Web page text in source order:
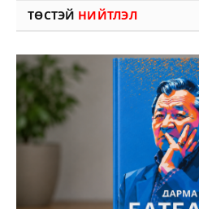
ТӨСТЭЙ НИЙТЛЭЛ